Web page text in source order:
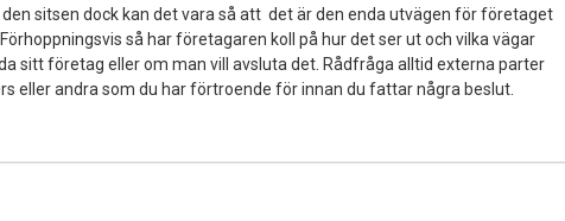
sitsen dock kan det vara så att det är den enda utvägen för företaget
så har företagaren koll på hur det ser ut och vilka vägar
sitt företag eller om man vill avsluta det. Rådfråga alltid externa parter
eller andra som du har förtroende för innan du fattar några beslut.